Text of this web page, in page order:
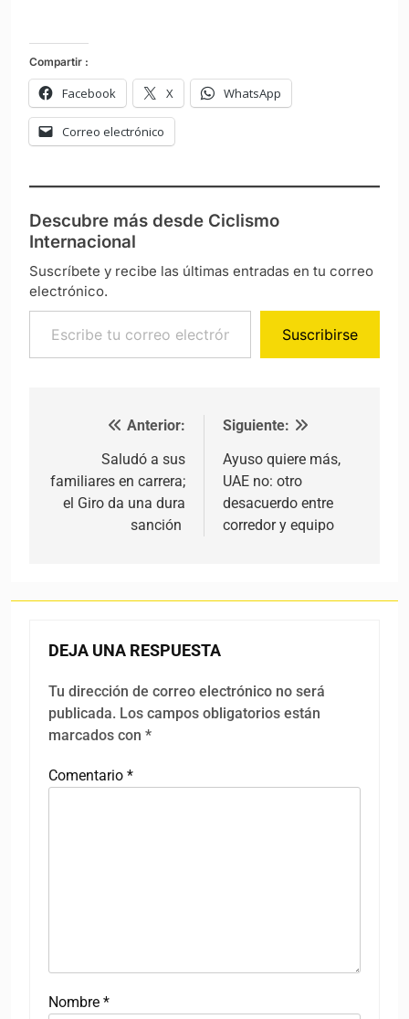
Compartir :
Facebook X WhatsApp
Correo electrónico
Descubre más desde Ciclismo
Internacional
Suscríbete y recibe las últimas entradas en tu correo
electrónico.
Escribe tu correo electrónico…
Suscribirse
Navegación de entradas
Anterior:
Saludó a sus
familiares en carrera;
el Giro da una dura
sanción
Siguiente:
Ayuso quiere más,
UAE no: otro
desacuerdo entre
corredor y equipo
DEJA UNA RESPUESTA
Tu dirección de correo electrónico no será
publicada. Los campos obligatorios están
marcados con *
Comentario *
Nombre *